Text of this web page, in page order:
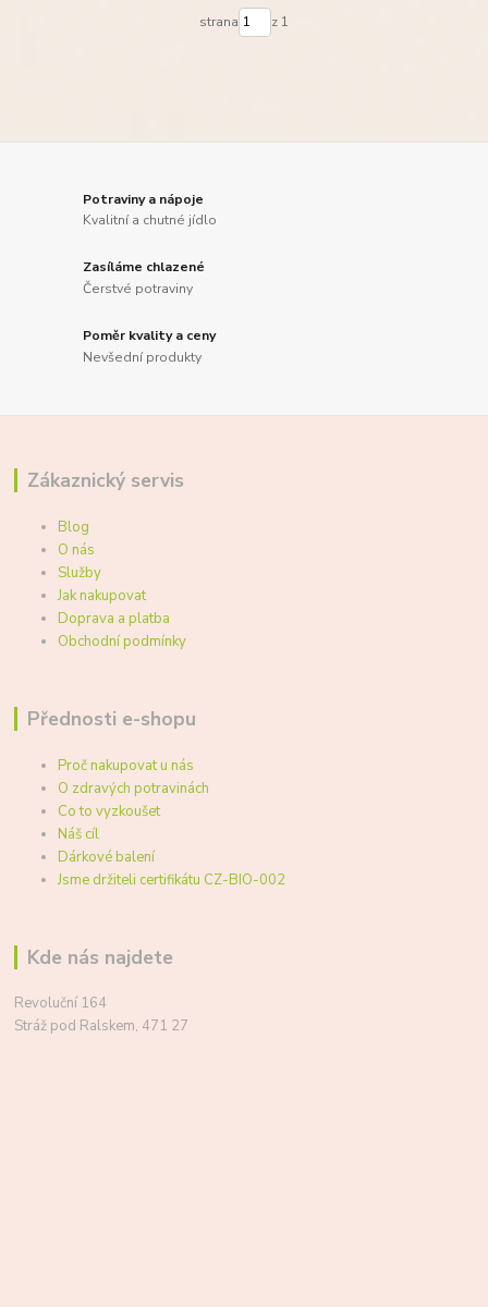
strana z 1
Potraviny a nápoje
Kvalitní a chutné jídlo
Zasíláme chlazené
Čerstvé potraviny
Poměr kvality a ceny
Nevšední produkty
Zákaznický servis
Blog
O nás
Služby
Jak nakupovat
Doprava a platba
Obchodní podmínky
Přednosti e-shopu
Proč nakupovat u nás
O zdravých potravinách
Co to vyzkoušet
Náš cíl
Dárkové balení
Jsme držiteli certifikátu CZ-BIO-002
Kde nás najdete
Revoluční 164
Stráž pod Ralskem, 471 27